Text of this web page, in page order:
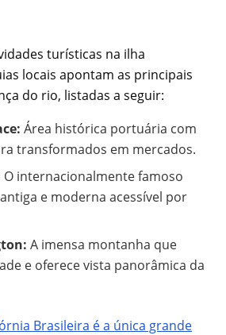
turísticas na ilha
locais apontam as principais
do rio, listadas a seguir:
Área histórica portuária com
transformados em mercados.
O internacionalmente famoso
e moderna acessível por
A imensa montanha que
e oferece vista panorâmica da
Brasileira é a única grande